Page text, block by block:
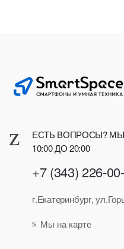
ЕСТЬ ВОПРОСЫ?
10:00 ДО 20:00
+7 (343) 226-
г.Екатеринбург,
Мы на карте